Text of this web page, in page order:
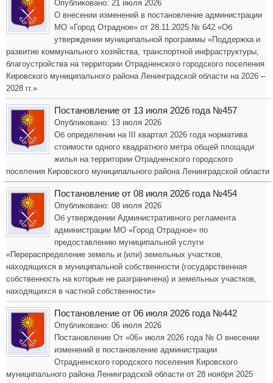
Опубликовано: 21 июля 2026
О внесении изменений в постановление администрации
МО «Город Отрадное» от 28.11.2025 № 642 «Об
утверждении муниципальной программы «Поддержка и
развитие коммунального хозяйства, транспортной инфраструктуры,
благоустройства на территории Отрадненского городского поселения
Кировского муниципального района Ленинградской области на 2026 –
2028 гг.»
Постановление от 13 июля 2026 года №457
Опубликовано: 13 июля 2026
Об определении на III квартал 2026 года норматива
стоимости одного квадратного метра общей площади
жилья на территории Отрадненского городского
поселения Кировского муниципального района Ленинградской области
Постановление от 08 июля 2026 года №454
Опубликовано: 08 июля 2026
Об утверждении Административного регламента
администрации МО «Город Отрадное» по
предоставлению муниципальной услуги
«Перераспределение земель и (или) земельных участков,
находящихся в муниципальной собственности (государственная
собственность на которые не разграничена) и земельных участков,
находящихся в частной собственности»
Постановление от 06 июля 2026 года №442
Опубликовано: 06 июля 2026
Постановление От «06» июля 2026 года № О внесении
изменений в постановление администрации
Отрадненского городского поселения Кировского
муниципального района Ленинградской области от 28 ноября 2025